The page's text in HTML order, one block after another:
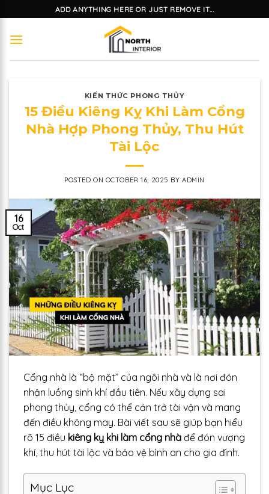
to
content
ADD ANYTHING HERE OR JUST REMOVE IT...
KIẾN THỨC PHONG THỦY
15 Điều Kiêng Kỵ Khi Làm Cổng
Nhà Hợp Phong Thủy, Thu Hút
Tài Lộc
POSTED ON OCTOBER 16, 2025 BY ADMIN
16
Oct
Cổng nhà là “bộ mặt” của ngôi nhà và là nơi đón
nhận luồng sinh khí đầu tiên. Nếu xây dựng sai
phong thủy, cổng có thể cản trở tài vận và mang
đến điều không may. Bài viết sau sẽ giúp bạn hiểu
rõ 15 điều kiêng kỵ khi làm cổng nhà để đón vượng
khí, thu hút tài lộc và bảo vệ bình an cho gia đình.
Mục Lục